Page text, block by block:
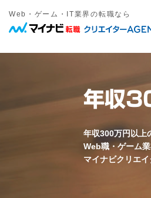
Web・ゲーム・IT業界の転職なら
年収
年収300万円以上
Web職・ゲーム
マイナビクリエ
職種
Web系
Webプロデューサー
Webコーダー
Webライター
モバイル制作
ゲーム系
ゲームプロデューサー
年収
勤務地
東京都近郊 愛知県近郊
雇用形態
正社員 契
キーワード
募集要項に関するキーワード
新卒歓迎
年齢不問
フレックス勤務
中国語を活かす
フリーワード
職種名・勤務地・仕事内容などを
すべてのワードを含む いず